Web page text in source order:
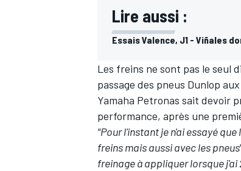
Lire aussi :
Essais Valence, J1 - Viñales
Les freins ne sont pas le seul
passage des pneus Dunlop
Yamaha Petronas sait devoir
performance, après une
"Pour l'instant je n'ai essayé
freins mais aussi avec les
freinage à appliquer lorsque